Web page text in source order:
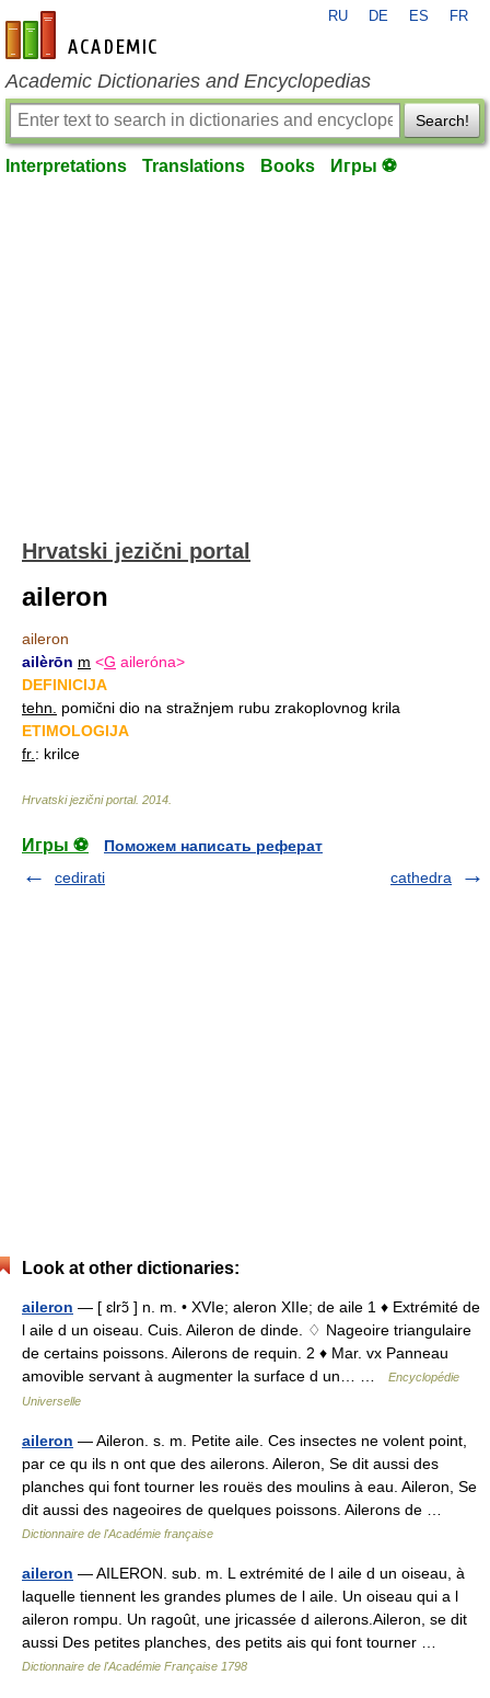
en-academic.com
RU DE ES FR
Academic Dictionaries and Encyclopedias
Search!
Interpretations Translations Books Игры ⚽
Hrvatski jezični portal
aileron
aileron
ailèrōn m <G aileróna>
DEFINICIJA
tehn.
pomični dio na stražnjem rubu zrakoplovnog krila
ETIMOLOGIJA
fr. : krilce
Hrvatski jezični portal. 2014
Игры ⚽
Поможем написать реферат
cedirati
cathedra
Look at other dictionaries:
aileron — [ ɛlrɔ̃ ] n. m. • XVIe; aleron XIIe; de aile 1 ♦ Extrémité de
l aile d un oiseau. Cuis. Aileron de dinde. ♢ Nageoire triangulaire
de certains poissons. Ailerons de requin. 2 ♦ Mar. vx Panneau
amovible servant à augmenter la surface d un… …
Encyclopédie
Universelle
aileron — Aileron. s. m. Petite aile. Ces insectes ne volent point,
par ce qu ils n ont que des ailerons. Aileron, Se dit aussi des
planches qui font tourner les rouës des moulins à eau. Aileron, Se
dit aussi des nageoires de quelques poissons. Ailerons de …
Dictionnaire de l'Académie française
aileron — AILERON. sub. m. L extrémité de l aile d un oiseau, à
laquelle tiennent les grandes plumes de l aile. Un oiseau qui a l
aileron rompu. Un ragoût, une jricassée d ailerons.Aileron, se dit
aussi Des petites planches, des petits ais qui font tourner …
Dictionnaire de l'Académie Française 1798